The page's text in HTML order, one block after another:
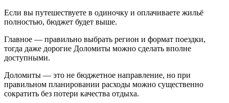
Если вы путешествуете в одиночку и оплачиваете жильё
полностью, бюджет будет выше.
Главное — правильно выбрать регион и формат поездки,
тогда даже дорогие Доломиты можно сделать вполне
доступными.
Доломиты — это не бюджетное направление, но при
правильном планировании расходы можно существенно
сократить без потери качества отдыха.